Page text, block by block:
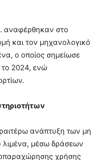
αναφέρθηκαν στο
και τον μηχανολογικό
ο οποίος σημείωσε
2024, ενώ
ανάπτυξη των μη
λιμένα, μέσω δράσεων
χρήσης